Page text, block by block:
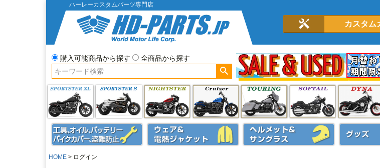
ハーレーカスタムパーツ専門店
カスタム
購入可能商品から探す
全商品から探す
HOME ログイン